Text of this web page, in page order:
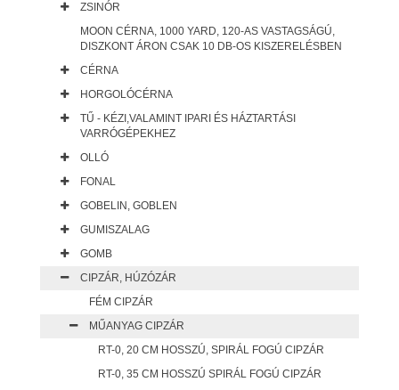
ZSINÓR
MOON CÉRNA, 1000 YARD, 120-AS VASTAGSÁGÚ,
DISZKONT ÁRON CSAK 10 DB-OS KISZERELÉSBEN
CÉRNA
HORGOLÓCÉRNA
TŰ - KÉZI,VALAMINT IPARI ÉS HÁZTARTÁSI
VARRÓGÉPEKHEZ
OLLÓ
FONAL
GOBELIN, GOBLEN
GUMISZALAG
GOMB
CIPZÁR, HÚZÓZÁR
FÉM CIPZÁR
MŰANYAG CIPZÁR
RT-0, 20 CM HOSSZÚ, SPIRÁL FOGÚ CIPZÁR
RT-0, 35 CM HOSSZÚ SPIRÁL FOGÚ CIPZÁR